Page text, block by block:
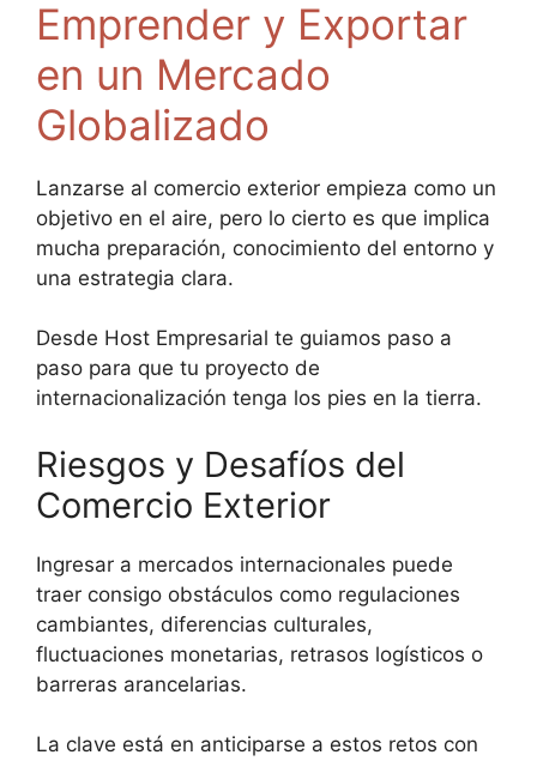
Emprender y Exportar
en un Mercado
Globalizado
Lanzarse al comercio exterior empieza como un
objetivo en el aire, pero lo cierto es que implica
mucha preparación, conocimiento del entorno y
una estrategia clara.
Desde Host Empresarial te guiamos paso a
paso para que tu proyecto de
internacionalización tenga los pies en la tierra.
Riesgos y Desafíos del
Comercio Exterior
Ingresar a mercados internacionales puede
traer consigo obstáculos como regulaciones
cambiantes, diferencias culturales,
fluctuaciones monetarias, retrasos logísticos o
barreras arancelarias.
La clave está en anticiparse a estos retos con